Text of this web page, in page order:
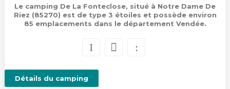
Le camping De La Fonteclose, situé à Notre Dame De
Riez (85270) est de type 3 étoiles et possède environ
85 emplacements dans le département Vendée.
Détails du camping